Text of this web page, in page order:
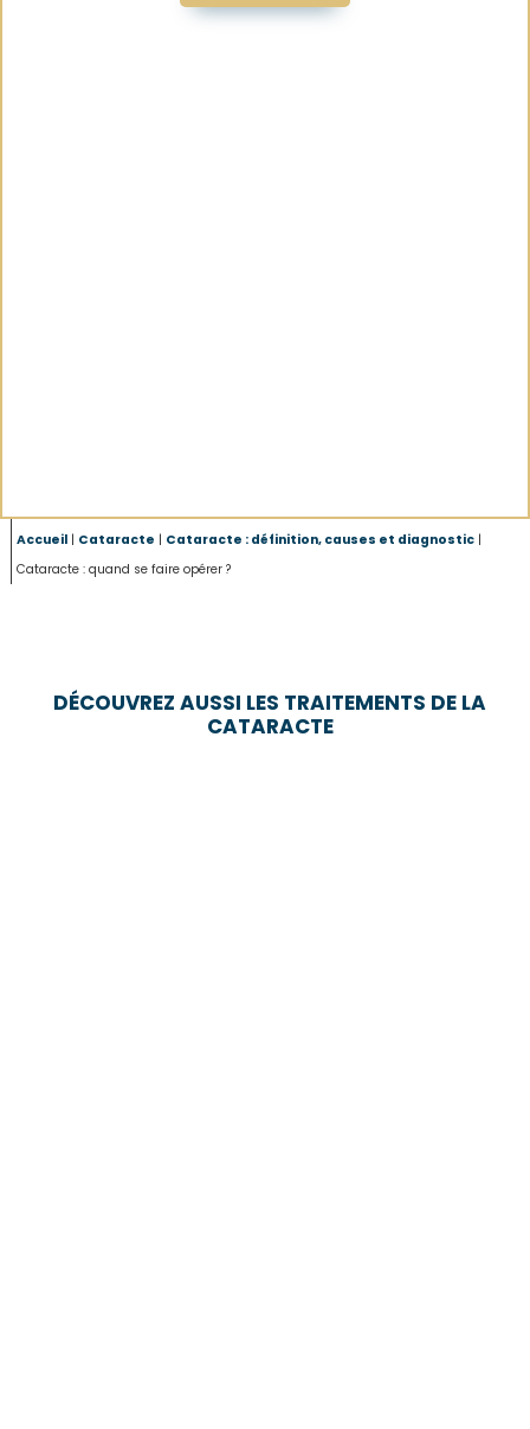
Accueil | Cataracte | Cataracte : définition, causes et diagnostic |
Cataracte : quand se faire opérer ?
DÉCOUVREZ AUSSI LES TRAITEMENTS DE LA
CATARACTE